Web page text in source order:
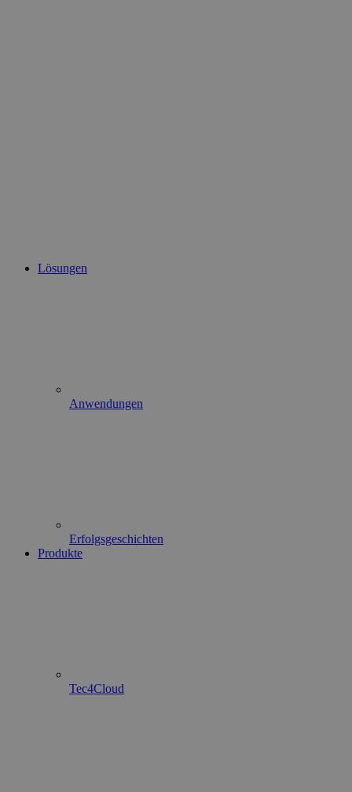
Lösungen
Anwendungen
Erfolgsgeschichten
Produkte
Tec4Cloud